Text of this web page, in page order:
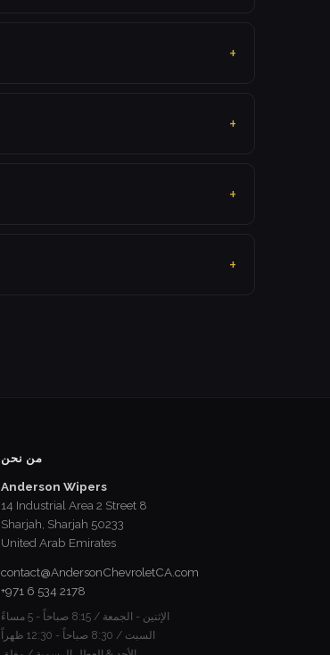
من نحن
Anderson Wipers
14 Industrial Area 2 Street 8
Sharjah, Sharjah 50233
United Arab Emirates
contact@AndersonChevroletCA.com
+971 6 534 2178
الإثنين - الجمعة / 8:15 صباحاً - 5 مساءً
السبت / 8:30 صباحاً - 12:30 ظهراً